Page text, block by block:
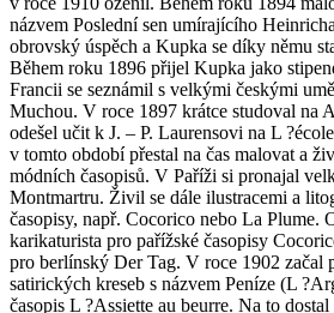
názvem Poslední sen umírajícího
obrovský úspěch a Kupka se díky němu
Během roku 1896 přijel Kupka jako
Francii se seznámil s velkými českými
Muchou. V roce 1897 krátce studoval na
odešel učit k J. – P. Laurensovi na L
v tomto období přestal na čas malovat a
módních časopisů. V Paříži si pronajal
Montmartru. Živil se dále ilustracemi a
časopisy, např. Cocorico nebo La Plume.
karikaturista pro pařížské časopisy
pro berlínský Der Tag. V roce 1902 začal
satirických kreseb s názvem Peníze (L
časopis L ?Assiette au beurre. Na to